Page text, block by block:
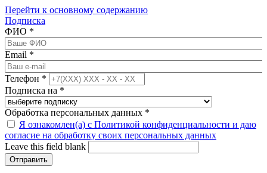
Перейти к основному содержанию
Подписка
ФИО *
Email *
Телефон *
Подписка на *
Обработка персональных данных *
Я ознакомлен(а) с Политикой конфиденциальности и даю
согласие на обработку своих персональных данных
Leave this field blank